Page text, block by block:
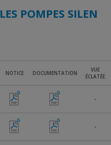
LES POMPES SILEN
NOTICE DOCUMENTATION
VUE
ÉCLATÉE
-
-